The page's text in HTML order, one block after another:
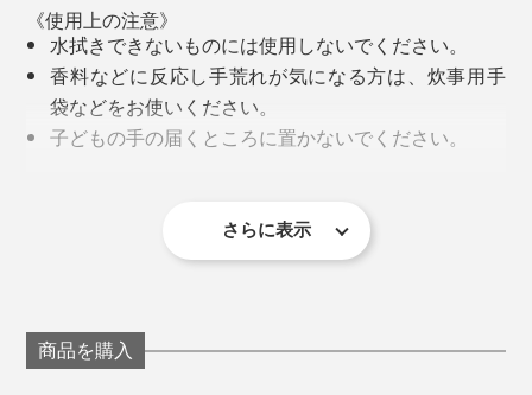
ホコリが落ちるので、天井から壁、窓ガラス、床と、部
『ふきふきフッキー』1パック(300㎖)で、60回分の拭き
掃除ができる計算です。
天井、壁、ドア、窓ガラス、床はもちろん、照明器具や
スイッチパネル、窓サッシ、ブラインド、家具といった
ふきフッキー』での掃除後は、ホコリがつきにくいので
す。
汚れがキレイになるし、掃除自体もラクだし、ぞうきん
掛けが、こんなに楽しくなるとは！
「♪ふきふきフッキー、きれいキレイ～」
《使用上の注意》
水拭きできないものには使用しないでください。
香料などに反応し手荒れが気になる方は、炊事用手
袋などをお使いください。
子どもの手の届くところに置かないでください。
目に入ったり、飲み込んだ際は、すすぐ、水を飲
む、洗い流すなどの処置をして、異常がある場合は
《商品仕様》
さらに表示
商品を購入